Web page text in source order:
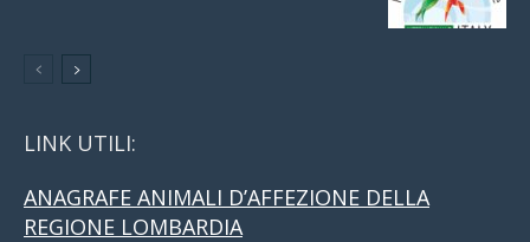
LINK UTILI:
ANAGRAFE ANIMALI D’AFFEZIONE DELLA
REGIONE LOMBARDIA